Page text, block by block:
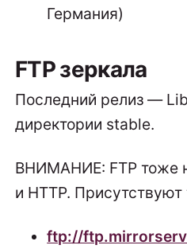
Германия)
FTP зеркала
Последний релиз —
директории stable.
ВНИМАНИЕ: FTP тоже
и HTTP.
ftp://